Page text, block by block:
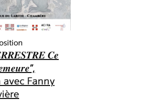
𝑪𝒆
Fanny